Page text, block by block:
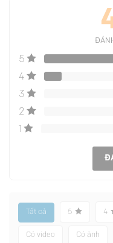
5
4
3
2
Tất cả 5 4
Có video Có ảnh